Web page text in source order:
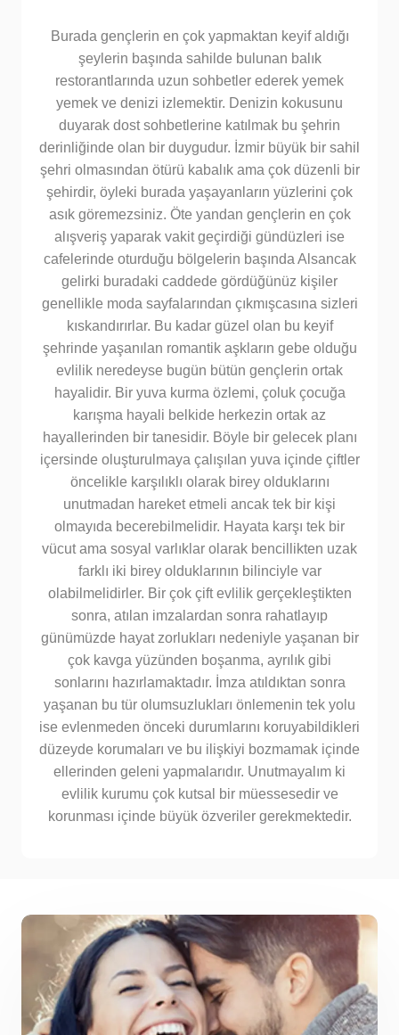
Burada gençlerin en çok yapmaktan keyif aldığı
şeylerin başında sahilde bulunan balık
restorantlarında uzun sohbetler ederek yemek
yemek ve denizi izlemektir. Denizin kokusunu
duyarak dost sohbetlerine katılmak bu şehrin
derinliğinde olan bir duygudur. İzmir büyük bir sahil
şehri olmasından ötürü kabalık ama çok düzenli bir
şehirdir, öyleki burada yaşayanların yüzlerini çok
asık göremezsiniz. Öte yandan gençlerin en çok
alışveriş yaparak vakit geçirdiği gündüzleri ise
cafelerinde oturduğu bölgelerin başında Alsancak
gelirki buradaki caddede gördüğünüz kişiler
genellikle moda sayfalarından çıkmışcasına sizleri
kıskandırırlar. Bu kadar güzel olan bu keyif
şehrinde yaşanılan romantik aşkların gebe olduğu
evlilik neredeyse bugün bütün gençlerin ortak
hayalidir. Bir yuva kurma özlemi, çoluk çocuğa
karışma hayali belkide herkezin ortak az
hayallerinden bir tanesidir. Böyle bir gelecek planı
içersinde oluşturulmaya çalışılan yuva içinde çiftler
öncelikle karşılıklı olarak birey olduklarını
unutmadan hareket etmeli ancak tek bir kişi
olmayıda becerebilmelidir. Hayata karşı tek bir
vücut ama sosyal varlıklar olarak bencillikten uzak
farklı iki birey olduklarının bilinciyle var
olabilmelidirler. Bir çok çift evlilik gerçekleştikten
sonra, atılan imzalardan sonra rahatlayıp
günümüzde hayat zorlukları nedeniyle yaşanan bir
çok kavga yüzünden boşanma, ayrılık gibi
sonlarını hazırlamaktadır. İmza atıldıktan sonra
yaşanan bu tür olumsuzlukları önlemenin tek yolu
ise evlenmeden önceki durumlarını koruyabildikleri
düzeyde korumaları ve bu ilişkiyi bozmamak içinde
ellerinden geleni yapmalarıdır. Unutmayalım ki
evlilik kurumu çok kutsal bir müessesedir ve
korunması içinde büyük özveriler gerekmektedir.